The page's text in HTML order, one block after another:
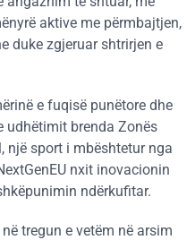
aktive me përmbajtjen,
duke zgjeruar shtrirjen e
e fuqisë punëtore dhe
udhëtimit brenda Zonës
një sport i mbështetur nga
nxit inovacionin
ndërkufitar.
tregun e vetëm në arsim